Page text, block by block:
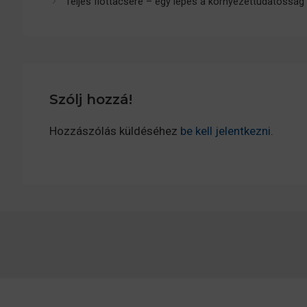
Szólj hozzá!
Hozzászólás küldéséhez be kell jelentkezni